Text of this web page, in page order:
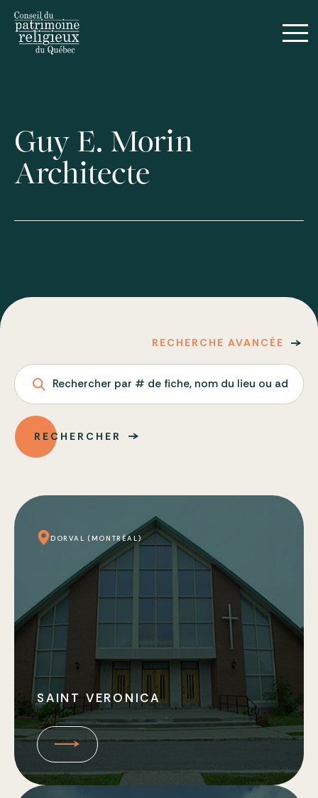
Guy E. Morin
Architecte
RECHERCHE AVANCÉE
Rechercher par # de fiche, nom du lieu ou adresse
RECHERCHER
DORVAL (MONTRÉAL)
SAINT VERONICA